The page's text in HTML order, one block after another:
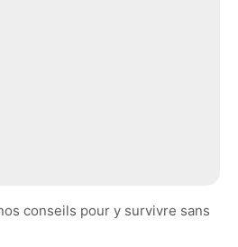
conseils pour y survivre sans